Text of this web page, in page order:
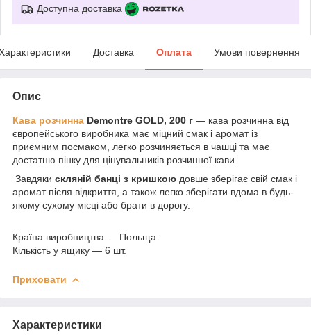
Доступна доставка
Доставка Оплата Умови повернення
Опис
Кава розчинна Demontre GOLD, 200 г — кава розчинна від
європейського виробника має міцний смак і аромат із
приємним посмаком, легко розчиняється в чашці та має
достатню пінку для цінувальників розчинної кави.
Завдяки скляній банці з кришкою довше зберігає свій смак і
аромат після відкриття, а також легко зберігати вдома в будь-
якому сухому місці або брати в дорогу.
Країна виробництва — Польща.
Кількість у ящику — 6 шт.
Приховати
Характеристики